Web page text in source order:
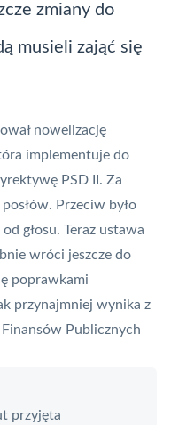
zmiany do
musieli zająć się
nowelizację
implementuje do
PSD II . Za
Przeciw było
głosu. Teraz ustawa
wróci jeszcze do
poprawkami
przynajmniej wynika z
Publicznych
przyjęta